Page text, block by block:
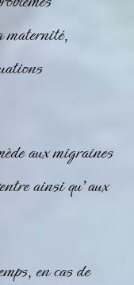
maternité,
aux migraines
ainsi qu’aux
en cas de